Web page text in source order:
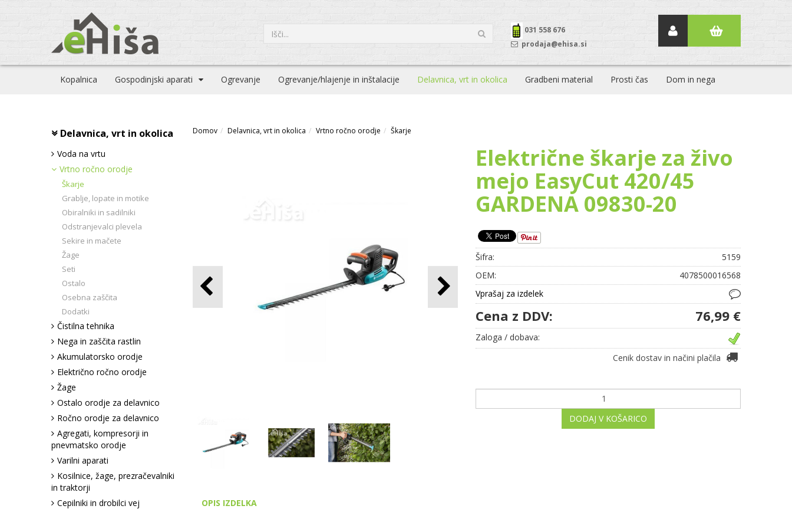
031 558 676
prodaja@ehisa.si
Kopalnica Gospodinjski aparati Ogrevanje Ogrevanje/hlajenje in inštalacije Delavnica, vrt in okolica Gradbeni material Prosti čas Dom in nega
Delavnica, vrt in okolica
Voda na vrtu
Vrtno ročno orodje
Škarje
Grablje, lopate in motike
Obiralniki in sadilniki
Odstranjevalci plevela
Sekire in mačete
Žage
Seti
Ostalo
Osebna zaščita
Dodatki
Čistilna tehnika
Nega in zaščita rastlin
Akumulatorsko orodje
Električno ročno orodje
Žage
Ostalo orodje za delavnico
Ročno orodje za delavnico
Agregati, kompresorji in
pnevmatsko orodje
Varilni aparati
Kosilnice, žage, prezračevalniki
in traktorji
Cepilniki in drobilci vej
Domov Delavnica, vrt in okolica Vrtno ročno orodje Škarje
Električne škarje za živo
mejo EasyCut 420/45
GARDENA 09830-20
Šifra:
5159
OEM:
4078500016568
Vprašaj za izdelek
Cena z DDV: 76,99 €
Zaloga / dobava:
Cenik dostav in načini plačila
DODAJ V KOŠARICO
OPIS IZDELKA